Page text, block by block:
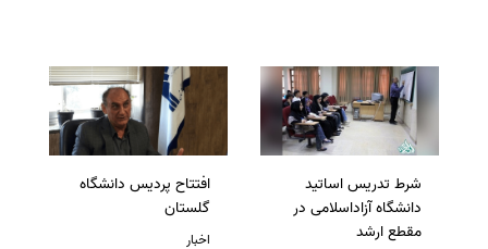
شرط تدریس اساتید
دانشگاه آزاداسلامی در
مقطع ارشد
افتتاح پردیس دانشگاه
گلستان
اخبار